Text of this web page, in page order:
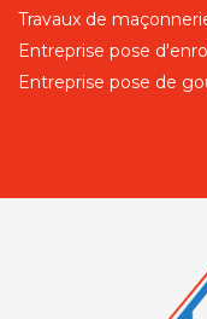
Travaux de
Entreprise pose
Entreprise pose de